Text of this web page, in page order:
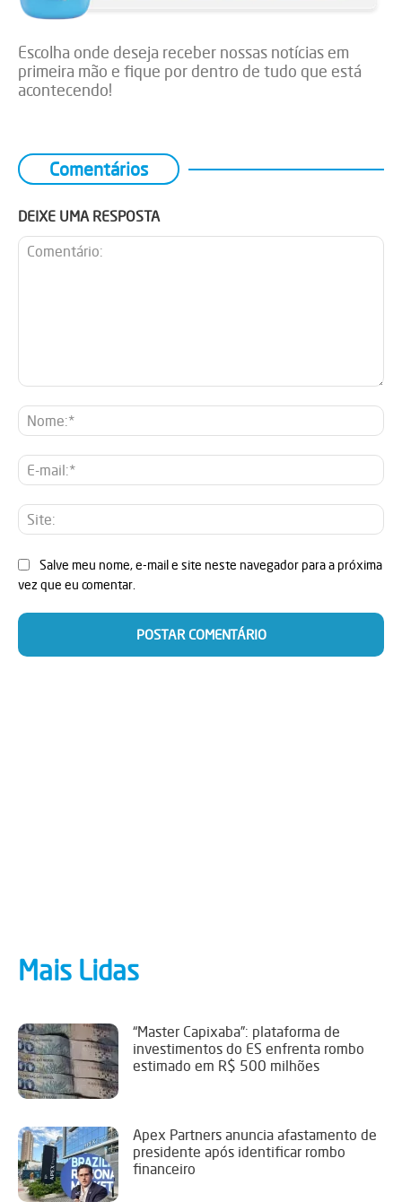
Escolha onde deseja receber nossas notícias em
primeira mão e fique por dentro de tudo que está
acontecendo!
Comentários
DEIXE UMA RESPOSTA
E-
Salve meu nome, e-mail e site neste navegador para a próxima
vez que eu comentar.
Mais Lidas
“Master Capixaba”: plataforma de
investimentos do ES enfrenta rombo
estimado em R$ 500 milhões
Apex Partners anuncia afastamento de
presidente após identificar rombo
financeiro